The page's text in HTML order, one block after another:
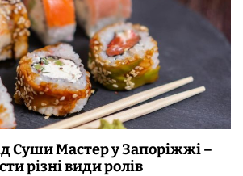
Суши Мастер у Запоріжжі –
різні види ролів